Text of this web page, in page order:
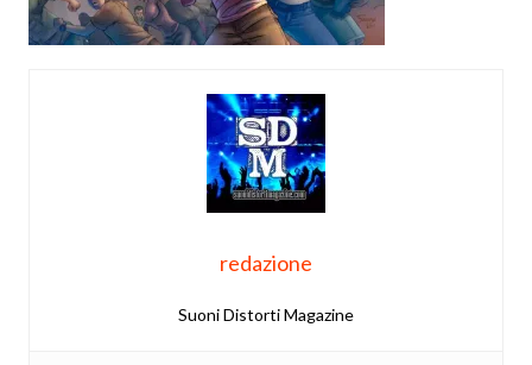
redazione
Suoni Distorti Magazine